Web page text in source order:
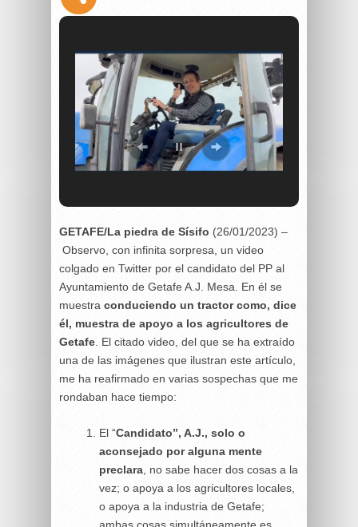
GETAFE/La piedra de Sísifo (26/01/2023) –
Observo, con infinita sorpresa, un video
colgado en Twitter por el candidato del PP al
Ayuntamiento de Getafe A.J. Mesa. En él se
muestra conduciendo un tractor como, dice
él, muestra de apoyo a los agricultores de
Getafe . El citado video, del que se ha extraído
una de las imágenes que ilustran este artículo,
me ha reafirmado en varias sospechas que me
rondaban hace tiempo:
El “Candidato”, A.J., solo o
aconsejado por alguna mente
preclara , no sabe hacer dos cosas a la
vez; o apoya a los agricultores locales,
o apoya a la industria de Getafe;
ambas cosas simultáneamente es